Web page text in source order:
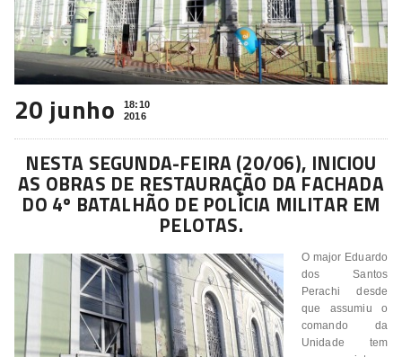
20 junho
18:10
2016
NESTA SEGUNDA-FEIRA (20/06), INICIOU
AS OBRAS DE RESTAURAÇÃO DA FACHADA
DO 4º BATALHÃO DE POLÍCIA MILITAR EM
PELOTAS.
O major Eduardo
dos Santos
Perachi desde
que assumiu o
comando da
Unidade tem